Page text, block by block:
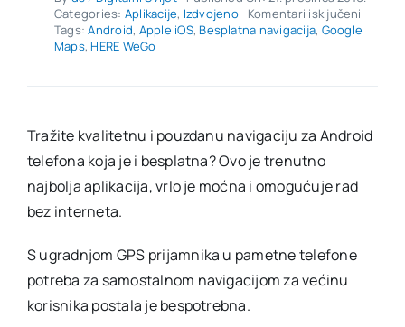
Categories: Aplikacije, Izdvojeno Komentari isključeni
Najbolja
Tags:Android, Apple iOS,Besplatna navigacija, Google
Maps,HERE WeGo
Tražite kvalitetnu i pouzdanu navigaciju za Android
telefona koja je i besplatna? Ovo je trenutno
najbolja aplikacija, vrlo je moćna i omogućuje rad
bez interneta.
S ugradnjom GPS prijamnika u pametne telefone
potreba za samostalnom navigacijom za većinu
korisnika postala je bespotrebna.